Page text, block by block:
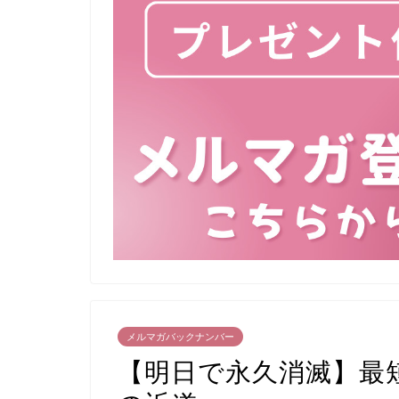
メルマガバックナンバー
【明日で永久消滅】